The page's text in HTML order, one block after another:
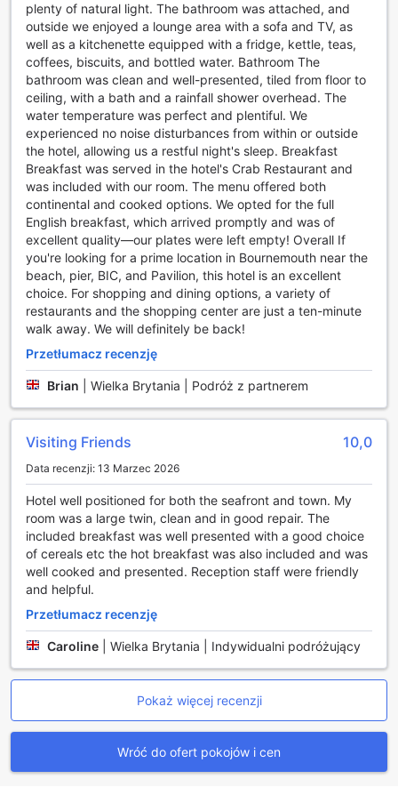
Udogodnienia pokoi w Park Central Hotel
Park Central Hotel w Bournemouth oferuje swoim gościom
komfortowe i nowoczesne pokoje, które są idealnym
miejscem na relaks po dniu pełnym wrażeń. Każdy pokój
jest wyposażony w klimatyzację, co zapewnia optymalną
temperaturę niezależnie od pory roku. Goście mogą
cieszyć się wygodą, korzystając z szlafroków, które dodają
odrobiny luksusu do codziennego wypoczynku. W każdym
pokoju znajduje się także suszarka do włosów, co jest
niezwykle praktyczne dla osób, które cenią sobie wygodę i
oszczędność czasu podczas przygotowań do wyjścia.
Dodatkowo, pokoje są wyposażone w telewizor z
dostępem do kanałów satelitarnych i kablowych, co
pozwala na relaks przy ulubionych programach i filmach.
Dla miłośników kawy i herbaty, w każdym pokoju znajduje
się ekspres do kawy oraz czajnik, co umożliwia
przygotowanie napoju o każdej porze dnia. Goście mogą
również korzystać z lodówki, która pozwala na
przechowywanie napojów i przekąsek. Wysokiej jakości
kosmetyki oraz świeże pościele i ręczniki zapewniają
dodatkowy komfort, sprawiając, że pobyt w Park Central
Hotel będzie niezapomnianym doświadczeniem.
Wyjątkowe Doświadczenia Kulinarne w Park Central
Park Central Hotel w Bournemouth to nie tylko komfortowe
zakwaterowanie, ale również prawdziwa uczta dla
zmysłów. Nasza elegancka restauracja serwuje różnorodne
dania, które zadowolą nawet najbardziej wymagających
smakoszy. Goście mogą cieszyć się obfitym bufetem
śniadaniowym, który oferuje zarówno tradycyjne dania
angielskie, jak i lekkie opcje kontynentalne, idealne na
rozpoczęcie dnia pełnego przygód. Wspaniała atmosfera
oraz starannie dobrane menu sprawiają, że każdy posiłek
staje się niezapomnianym przeżyciem.
Dla tych, którzy preferują relaks w prywatności swojego
zaspokoić wszelkie kulinarne pragnienia. Niezależnie od
pory dnia, nasi goście mogą zamówić smaczne dania
bezpośrednio do swojego apartamentu, co sprawia, że
każdy moment pobytu staje się wyjątkowy. Dzięki
plenty of natural light. The bathroom was attached, and
outside we enjoyed a lounge area with a sofa and TV, as
well as a kitchenette equipped with a fridge, kettle, teas,
coffees, biscuits, and bottled water. Bathroom The
bathroom was clean and well-presented, tiled from floor to
ceiling, with a bath and a rainfall shower overhead. The
water temperature was perfect and plentiful. We
experienced no noise disturbances from within or outside
the hotel, allowing us a restful night's sleep. Breakfast
Breakfast was served in the hotel's Crab Restaurant and
was included with our room. The menu offered both
continental and cooked options. We opted for the full
English breakfast, which arrived promptly and was of
excellent quality—our plates were left empty! Overall If
you're looking for a prime location in Bournemouth near the
beach, pier, BIC, and Pavilion, this hotel is an excellent
choice. For shopping and dining options, a variety of
restaurants and the shopping center are just a ten-minute
walk away. We will definitely be back!
Przetłumacz recenzję
Brian Wielka Brytania | Podróż z partnerem
Visiting Friends 10,0
Data recenzji: 13 Marzec 2026
Hotel well positioned for both the seafront and town. My
room was a large twin, clean and in good repair. The
included breakfast was well presented with a good choice
of cereals etc the hot breakfast was also included and was
well cooked and presented. Reception staff were friendly
and helpful.
Przetłumacz recenzję
Caroline Wielka Brytania | Indywidualni podróżujący
Pokaż więcej recenzji
Wróć do ofert pokojów i cen